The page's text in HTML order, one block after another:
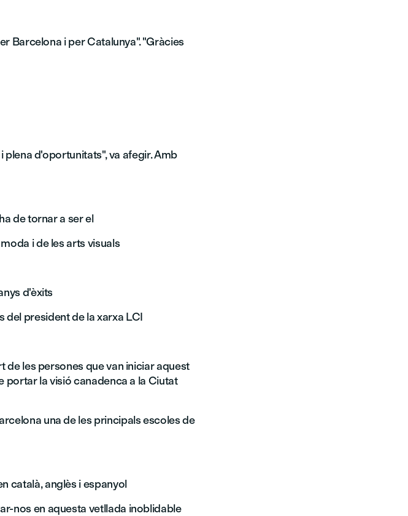
Barcelona i per Catalunya". "Gràcies
plena d'oportunitats", va afegir. Amb
de tornar a ser el
i de les arts visuals
d'èxits
del president de la xarxa LCI
de les persones que van iniciar aquest
la visió canadenca a la Ciutat
una de les principals escoles de
català, anglès i espanyol
nos en aquesta vetllada inoblidable